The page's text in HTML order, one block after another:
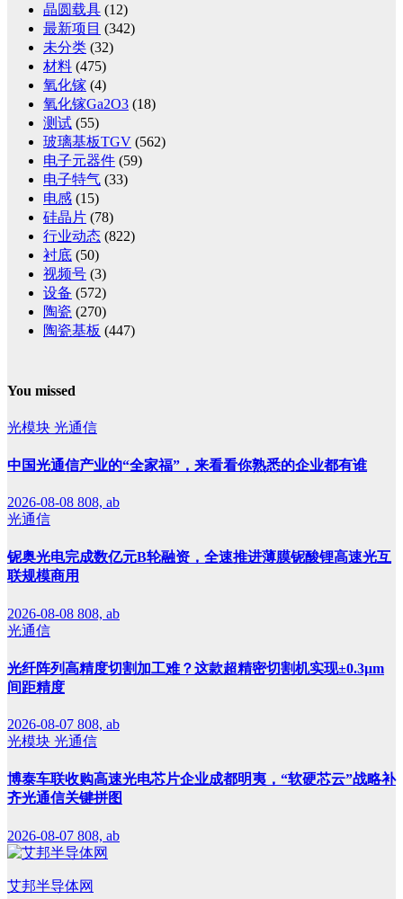
晶圆载具 (12)
最新项目 (342)
未分类 (32)
材料 (475)
氧化镓 (4)
氧化镓Ga2O3 (18)
测试 (55)
玻璃基板TGV (562)
电子元器件 (59)
电子特气 (33)
电感 (15)
硅晶片 (78)
行业动态 (822)
衬底 (50)
视频号 (3)
设备 (572)
陶瓷 (270)
陶瓷基板 (447)
You missed
光模块 光通信
中国光通信产业的“全家福”，来看看你熟悉的企业都有谁
2026-08-08 808, ab
光通信
铌奥光电完成数亿元B轮融资，全速推进薄膜铌酸锂高速光互
联规模商用
2026-08-08 808, ab
光通信
光纤阵列高精度切割加工难？这款超精密切割机实现±0.3μm
间距精度
2026-08-07 808, ab
光模块 光通信
博泰车联收购高速光电芯片企业成都明夷，“软硬芯云”战略补
齐光通信关键拼图
2026-08-07 808, ab
艾邦半导体网